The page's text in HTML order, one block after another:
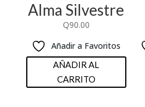
Alma Silvestre
Q90.00
Añadir a Favoritos
AÑADIR AL
CARRITO